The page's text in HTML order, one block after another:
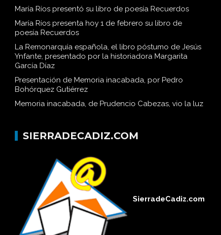
María Ríos presentó su libro de poesía Recuerdos
María Ríos presenta hoy 1 de febrero su libro de
poesía Recuerdos
La Remonarquía española, el libro póstumo de Jesús
Ynfante, presentado por la historiadora Margarita
García Díaz
Presentación de Memoria inacabada, por Pedro
Bohórquez Gutiérrez
Memoria inacabada, de Prudencio Cabezas, vio la luz
SIERRADECADIZ.COM
SierradeCadiz.com